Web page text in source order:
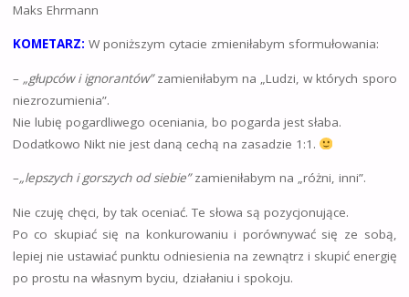
Maks Ehrmann
KOMETARZ: W poniższym cytacie zmieniłabym sformułowania:
– „głupców i ignorantów”zamieniłabym na „Ludzi, w których sporo
niezrozumienia”.
Nie lubię pogardliwego oceniania, bo pogarda jest słaba.
Dodatkowo Nikt nie jest daną cechą na zasadzie 1:1.
–„lepszych i gorszych od siebie”zamieniłabym na „różni, inni”.
Nie czuję chęci, by tak oceniać. Te słowa są pozycjonujące.
Po co skupiać się na konkurowaniu i porównywać się ze sobą,
lepiej nie ustawiać punktu odniesienia na zewnątrz i skupić energię
po prostu na własnym byciu, działaniu i spokoju.